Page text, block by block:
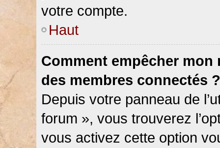
votre compte.
Haut
Comment empêcher mon
des membres connectés ?
Depuis votre panneau de
forum », vous trouverez
vous activez cette option